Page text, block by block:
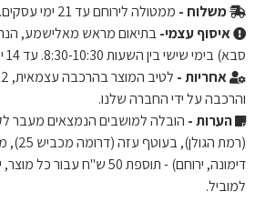
משלוח - ממטולה לירוחם עד 21 ימי עסקים.
איסוף עצמי-
סבא) בימי שישי בין השעות 8:30-10:30. עד 14 ימי עסקים.
אחריות -
והרכבה על ידי החברה שלנו.
הערות -
(רמת
דימונה, ירוחם) - תוספת 50 ש"ח
למוביל.